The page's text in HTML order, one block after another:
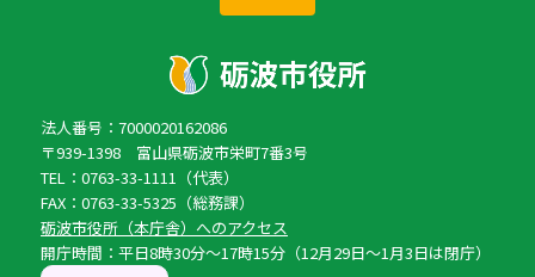
法人番号：7000020162086
〒939-1398 富山県砺波市栄町7番3号
TEL：0763-33-1111（代表）
FAX：0763-33-5325（総務課）
砺波市役所（本庁舎）へのアクセス
開庁時間：平日8時30分〜17時15分（12月29日〜1月3日は閉庁）